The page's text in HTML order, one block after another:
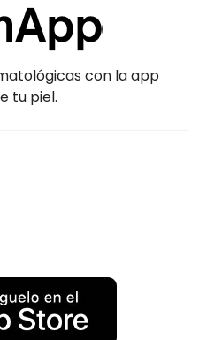
con la app
tu piel.